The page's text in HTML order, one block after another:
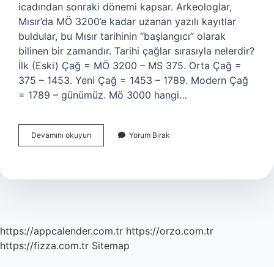
icadından sonraki dönemi kapsar. Arkeologlar,
Mısır’da MÖ 3200’e kadar uzanan yazılı kayıtlar
buldular, bu Mısır tarihinin “başlangıcı” olarak
bilinen bir zamandır. Tarihi çağlar sırasıyla nelerdir?
İlk (Eski) Çağ = MÖ 3200 – MS 375. Orta Çağ =
375 – 1453. Yeni Çağ = 1453 – 1789. Modern Çağ
= 1789 – günümüz. Mö 3000 hangi…
Devamını okuyun
Hangi
Başladı
Yorum Bırak
https://appcalender.com.tr https://orzo.com.tr
https://fizza.com.tr Sitemap